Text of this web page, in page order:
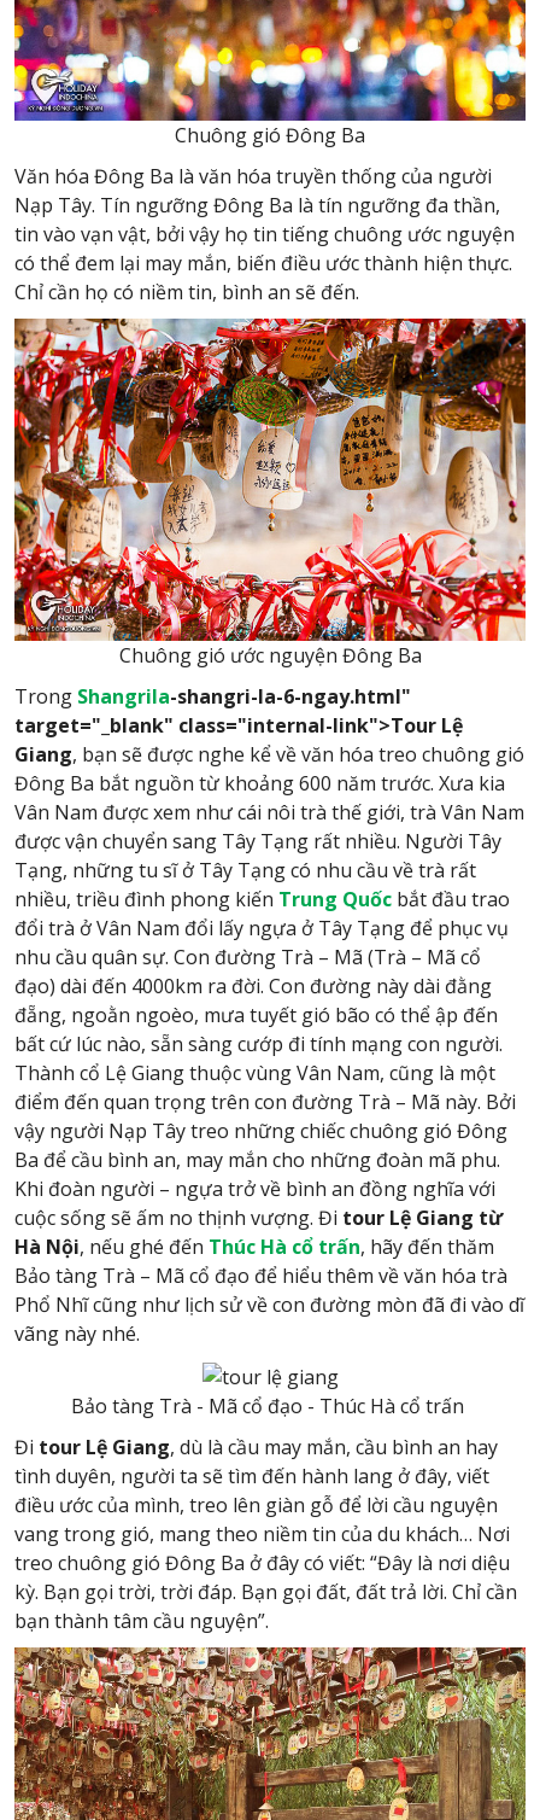
Chuông gió Đông Ba
Văn hóa Đông Ba là văn hóa truyền thống của người
Nạp Tây. Tín ngưỡng Đông Ba là tín ngưỡng đa thần,
tin vào vạn vật, bởi vậy họ tin tiếng chuông ước nguyện
có thể đem lại may mắn, biến điều ước thành hiện thực.
Chỉ cần họ có niềm tin, bình an sẽ đến.
Chuông gió ước nguyện Đông Ba
Trong Shangrila-shangri-la-6-ngay.html"
target="_blank" class="internal-link">Tour Lệ
Giang, bạn sẽ được nghe kể về văn hóa treo chuông gió
Đông Ba bắt nguồn từ khoảng 600 năm trước. Xưa kia
Vân Nam được xem như cái nôi trà thế giới, trà Vân Nam
được vận chuyển sang Tây Tạng rất nhiều. Người Tây
Tạng, những tu sĩ ở Tây Tạng có nhu cầu về trà rất
nhiều, triều đình phong kiến Trung Quốc bắt đầu trao
đổi trà ở Vân Nam đổi lấy ngựa ở Tây Tạng để phục vụ
nhu cầu quân sự. Con đường Trà – Mã (Trà – Mã cổ
đạo) dài đến 4000km ra đời. Con đường này dài đằng
đẵng, ngoằn ngoèo, mưa tuyết gió bão có thể ập đến
bất cứ lúc nào, sẵn sàng cướp đi tính mạng con người.
Thành cổ Lệ Giang thuộc vùng Vân Nam, cũng là một
điểm đến quan trọng trên con đường Trà – Mã này. Bởi
vậy người Nạp Tây treo những chiếc chuông gió Đông
Ba để cầu bình an, may mắn cho những đoàn mã phu.
Khi đoàn người – ngựa trở về bình an đồng nghĩa với
cuộc sống sẽ ấm no thịnh vượng. Đi tour Lệ Giang từ
Hà Nội, nếu ghé đến Thúc Hà cổ trấn, hãy đến thăm
Bảo tàng Trà – Mã cổ đạo để hiểu thêm về văn hóa trà
Phổ Nhĩ cũng như lịch sử về con đường mòn đã đi vào dĩ
vãng này nhé.
Bảo tàng Trà - Mã cổ đạo - Thúc Hà cổ trấn
Đi tour Lệ Giang, dù là cầu may mắn, cầu bình an hay
tình duyên, người ta sẽ tìm đến hành lang ở đây, viết
điều ước của mình, treo lên giàn gỗ để lời cầu nguyện
vang trong gió, mang theo niềm tin của du khách… Nơi
treo chuông gió Đông Ba ở đây có viết: “Đây là nơi diệu
kỳ. Bạn gọi trời, trời đáp. Bạn gọi đất, đất trả lời. Chỉ cần
bạn thành tâm cầu nguyện”.